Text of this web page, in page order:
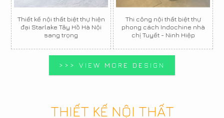
Thiết kế nội thất biệt thự hiện
đại Starlake Tây Hồ Hà Nội
sang trọng
Thi công nội thất biệt thự
phong cách Indochine nhà
chị Tuyết - Ninh Hiệp
>>> VIEW MORE DESIGN
THIẾT KẾ NỘI THẤT